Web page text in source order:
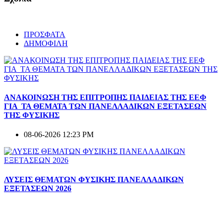
ΠΡΟΣΦΑΤΑ
ΔΗΜΟΦΙΛΗ
ΑΝΑΚΟΙΝΩΣΗ ΤΗΣ ΕΠΙΤΡΟΠΗΣ ΠΑΙΔΕΙΑΣ ΤΗΣ ΕΕΦ
ΓΙΑ ΤΑ ΘΕΜΑΤΑ ΤΩΝ ΠΑΝΕΛΛΑΔΙΚΩΝ ΕΞΕΤΑΣΕΩΝ
ΤΗΣ ΦΥΣΙΚΗΣ
08-06-2026 12:23 PM
ΛΥΣΕΙΣ ΘΕΜΑΤΩΝ ΦΥΣΙΚΗΣ ΠΑΝΕΛΛΑΔΙΚΩΝ
ΕΞΕΤΑΣΕΩΝ 2026